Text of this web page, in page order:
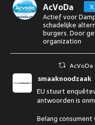
AcVoDa
Actief voor
schadelijke
burgers. Door
organization
AcVoDa
smaaknoodzaak
EU stuurt
antwoorden is
Belang